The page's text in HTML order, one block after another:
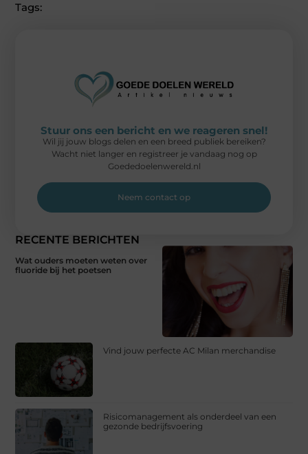
Tags:
RECENTE BERICHTEN
Wat ouders moeten weten over
fluoride bij het poetsen
Vind jouw perfecte AC Milan merchandise
Risicomanagement als onderdeel van een
gezonde bedrijfsvoering
Stuur ons een bericht en we reageren snel!
Wil jij jouw blogs delen en een breed publiek bereiken?
Wacht niet langer en registreer je vandaag nog op
Goededoelenwereld.nl
Neem contact op